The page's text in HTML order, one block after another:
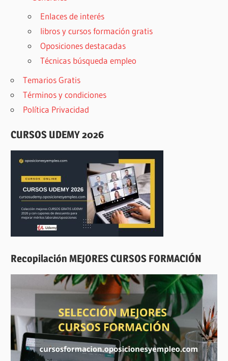
Enlaces de interés
libros y cursos formación gratis
Oposiciones destacadas
Técnicas búsqueda empleo
Temarios Gratis
Términos y condiciones
Política Privacidad
CURSOS UDEMY 2026
Recopilación MEJORES CURSOS FORMACIÓN